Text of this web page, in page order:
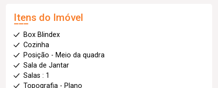
Itens do Imóvel
Box Blindex
Cozinha
Posição - Meio da quadra
Sala de Jantar
Salas : 1
Topografia - Plano